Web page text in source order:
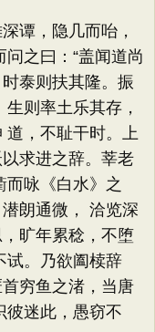
谭，隐几而咍，
之曰：“盖闻道尚
泰则扶其隆。振
则率土乐其存，
道，不耻干时。上
求进之辞。莘老
咏《白水》之
朗通微， 洽览深
旷年累稔，不堕
试。乃欲阖椟辞
穷鱼之渚，当唐
彼迷此，愚窃不